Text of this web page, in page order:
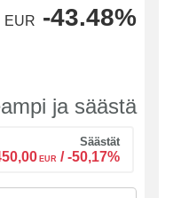
EUR -43.48%
ja säästä
Säästät
EUR / -50,17%